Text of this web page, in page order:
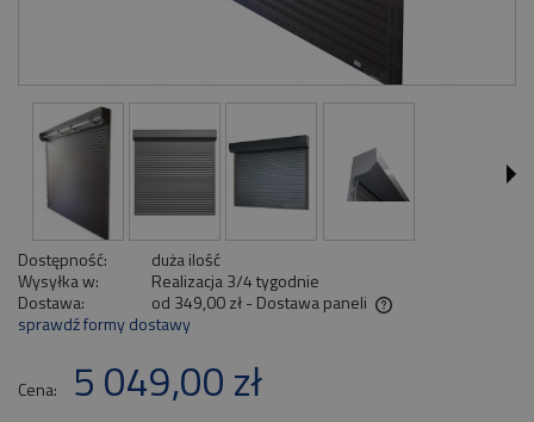
Dostępność:
duża ilość
Wysyłka w:
Realizacja 3/4 tygodnie
Dostawa:
od 349,00 zł - Dostawa paneli
Cena nie zawiera ewentualnych kosztów płatności
sprawdź formy dostawy
Cena: 5 049,00 zł